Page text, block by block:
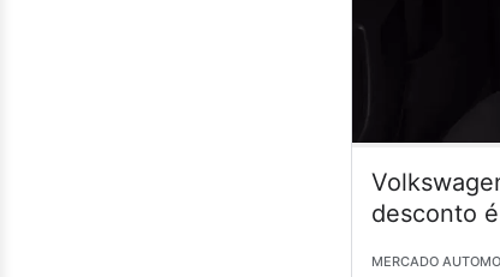
desconto
MERCADO